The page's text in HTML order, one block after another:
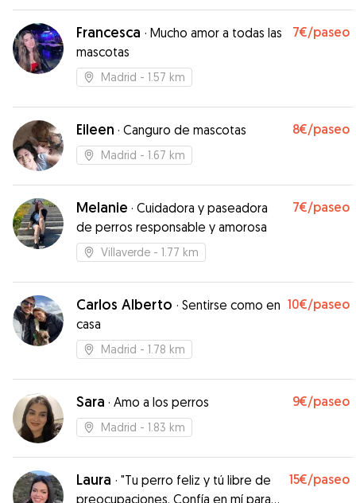
Francesca · Mucho amor a todas las
mascotas
7€/paseo
Madrid - 1.57 km
Eileen · Canguro de mascotas 8€/paseo
Madrid - 1.67 km
Melanie · Cuidadora y paseadora
de perros responsable y amorosa
7€/paseo
Villaverde - 1.77 km
Carlos Alberto · Sentirse como en
casa
10€/paseo
Madrid - 1.78 km
Sara · Amo a los perros 9€/paseo
Madrid - 1.83 km
Laura · "Tu perro feliz y tú libre de
preocupaciones. Confía en mí para
15€/paseo